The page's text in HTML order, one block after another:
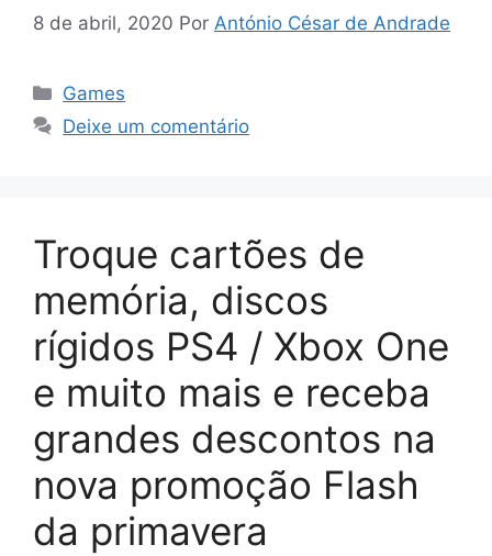
8 de abril, 2020 Por António César de Andrade
Categorias
Games
Deixe um comentário
Troque cartões de
memória, discos
rígidos PS4 / Xbox One
e muito mais e receba
grandes descontos na
nova promoção Flash
da primavera